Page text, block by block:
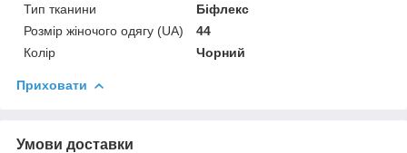
Тип тканини
Біфлекс
Розмір жіночого одягу (UA)
44
Колір
Чорний
Приховати
Умови доставки